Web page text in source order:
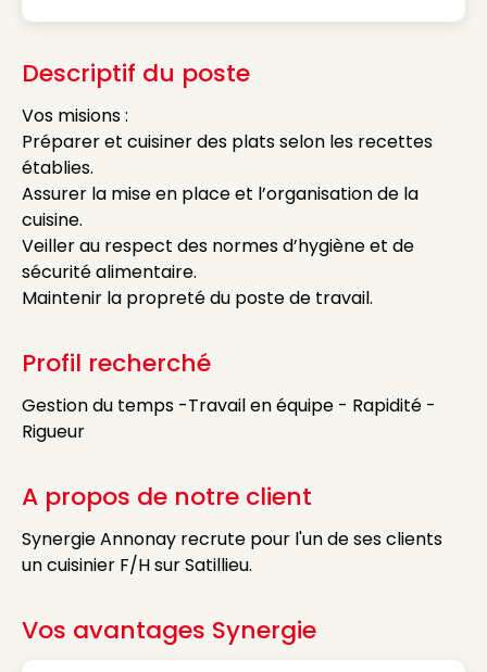
Descriptif du poste
Vos misions :
Préparer et cuisiner des plats selon les recettes
établies.
Assurer la mise en place et l’organisation de la
cuisine.
Veiller au respect des normes d’hygiène et de
sécurité alimentaire.
Maintenir la propreté du poste de travail.
Profil recherché
Gestion du temps -Travail en équipe - Rapidité -
Rigueur
A propos de notre client
Synergie Annonay recrute pour l'un de ses clients
un cuisinier F/H sur Satillieu.
Vos avantages Synergie